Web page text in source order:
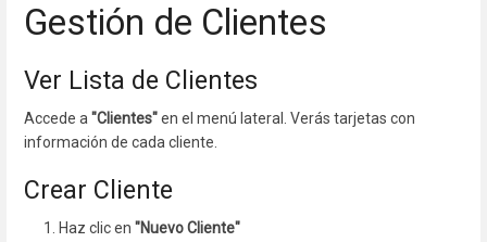
Gestión de Clientes
Ver Lista de Clientes
Accede a "Clientes"en el menú lateral. Verás tarjetas con
información de cada cliente.
Crear Cliente
Haz clic en "Nuevo Cliente"